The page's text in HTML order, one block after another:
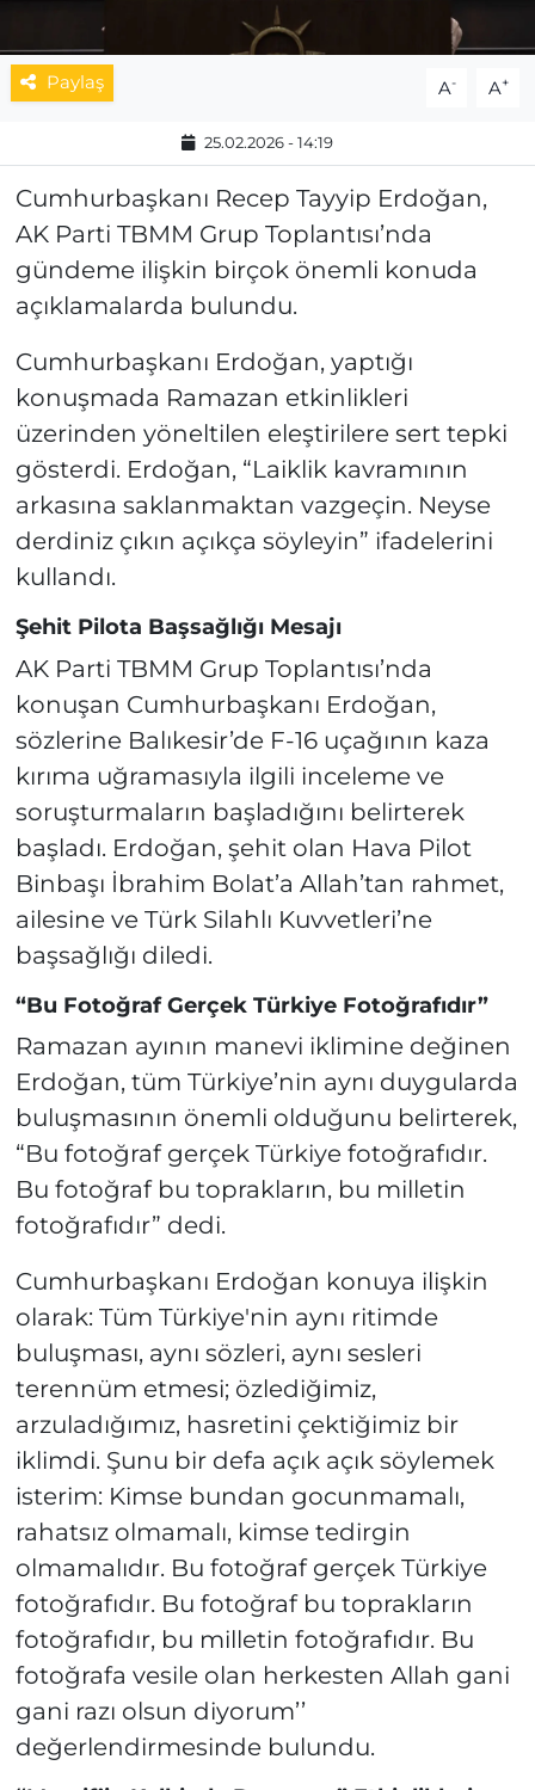
Paylaş A- A+
25.02.2026 - 14:19
Cumhurbaşkanı Recep Tayyip Erdoğan,
AK Parti TBMM Grup Toplantısı’nda
gündeme ilişkin birçok önemli konuda
açıklamalarda bulundu.
Cumhurbaşkanı Erdoğan, yaptığı
konuşmada Ramazan etkinlikleri
üzerinden yöneltilen eleştirilere sert tepki
gösterdi. Erdoğan, “Laiklik kavramının
arkasına saklanmaktan vazgeçin. Neyse
derdiniz çıkın açıkça söyleyin” ifadelerini
kullandı.
Şehit Pilota Başsağlığı Mesajı
AK Parti TBMM Grup Toplantısı’nda
konuşan Cumhurbaşkanı Erdoğan,
sözlerine Balıkesir’de F-16 uçağının kaza
kırıma uğramasıyla ilgili inceleme ve
soruşturmaların başladığını belirterek
başladı. Erdoğan, şehit olan Hava Pilot
Binbaşı İbrahim Bolat’a Allah’tan rahmet,
ailesine ve Türk Silahlı Kuvvetleri’ne
başsağlığı diledi.
“Bu Fotoğraf Gerçek Türkiye Fotoğrafıdır”
Ramazan ayının manevi iklimine değinen
Erdoğan, tüm Türkiye’nin aynı duygularda
buluşmasının önemli olduğunu belirterek,
“Bu fotoğraf gerçek Türkiye fotoğrafıdır.
Bu fotoğraf bu toprakların, bu milletin
fotoğrafıdır” dedi.
Cumhurbaşkanı Erdoğan konuya ilişkin
olarak: Tüm Türkiye'nin aynı ritimde
buluşması, aynı sözleri, aynı sesleri
terennüm etmesi; özlediğimiz,
arzuladığımız, hasretini çektiğimiz bir
iklimdi. Şunu bir defa açık açık söylemek
isterim: Kimse bundan gocunmamalı,
rahatsız olmamalı, kimse tedirgin
olmamalıdır. Bu fotoğraf gerçek Türkiye
fotoğrafıdır. Bu fotoğraf bu toprakların
fotoğrafıdır, bu milletin fotoğrafıdır. Bu
fotoğrafa vesile olan herkesten Allah gani
gani razı olsun diyorum’’
değerlendirmesinde bulundu.